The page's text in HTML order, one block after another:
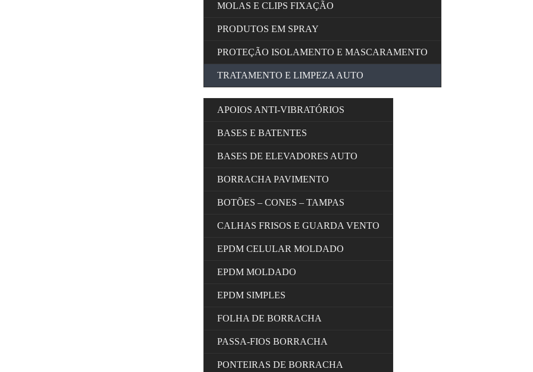
MOLAS E CLIPS FIXAÇÃO
PRODUTOS EM SPRAY
PROTEÇÃO ISOLAMENTO E MASCARAMENTO
TRATAMENTO E LIMPEZA AUTO
APOIOS ANTI-VIBRATÓRIOS
BASES E BATENTES
BASES DE ELEVADORES AUTO
BORRACHA PAVIMENTO
BOTÕES – CONES – TAMPAS
CALHAS FRISOS E GUARDA VENTO
EPDM CELULAR MOLDADO
EPDM MOLDADO
EPDM SIMPLES
FOLHA DE BORRACHA
PASSA-FIOS BORRACHA
PONTEIRAS DE BORRACHA